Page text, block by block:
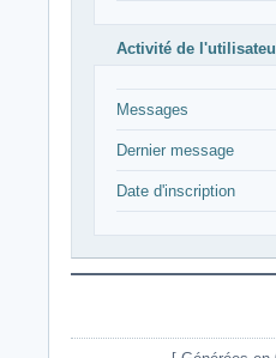
Activité de
Messages
Dernier message
Date d'inscription